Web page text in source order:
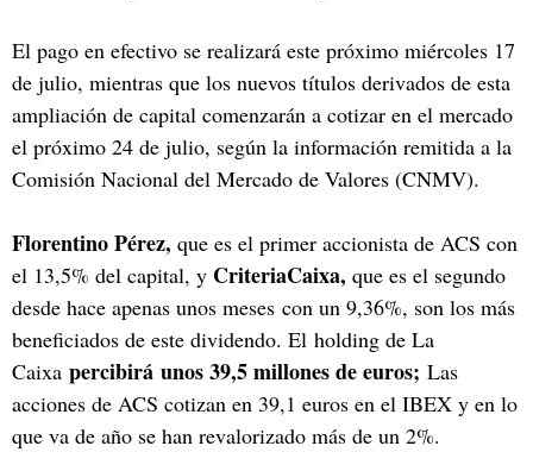
El pago en efectivo se realizará este próximo miércoles 17
de julio, mientras que los nuevos títulos derivados de esta
ampliación de capital comenzarán a cotizar en el mercado
el próximo 24 de julio, según la información remitida a la
Comisión Nacional del Mercado de Valores (CNMV).
Florentino Pérez, que es el primer accionista de ACS con
el 13,5% del capital, y CriteriaCaixa, que es el segundo
desde hace apenas unos meses con un 9,36%, son los más
beneficiados de este dividendo. El holding de La
Caixa percibirá unos 39,5 millones de euros; Las
acciones de ACS cotizan en 39,1 euros en el IBEX y en lo
que va de año se han revalorizado más de un 2%.